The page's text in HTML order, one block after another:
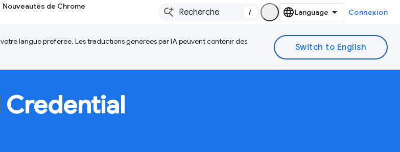
Nouveautés de Chrome
/ Connexion
langue préférée. Les traductions générées par IA peuvent contenir des
Credential